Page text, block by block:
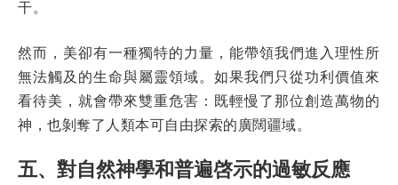
干。
然而，美卻有一種獨特的力量，能帶領我們進入理性所
無法觸及的生命與屬靈領域。如果我們只從功利價值來
看待美，就會帶來雙重危害：既輕慢了那位創造萬物的
神，也剝奪了人類本可自由探索的廣闊疆域。
五、對自然神學和普遍啓示的過敏反應